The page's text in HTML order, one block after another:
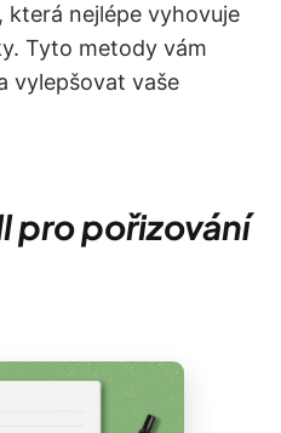
která nejlépe vyhovuje
Tyto metody vám
vylepšovat vaše
pro pořizování